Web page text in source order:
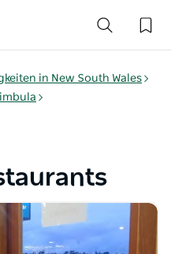
in New South Wales